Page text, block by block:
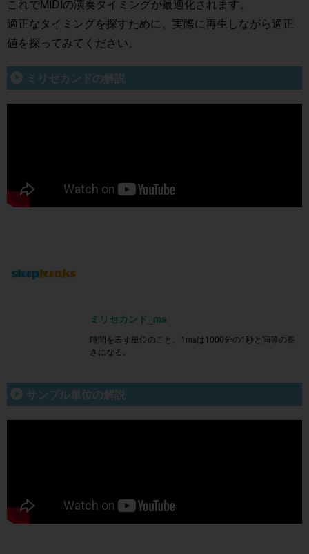
これでMIDIの演奏タイミングが最適化されます。
適正なタイミングを探すために、実際に再生しながら適正
値を探ってみてください。
ミリセカンドの解説
ミリセカンド_ms
時間を表す単位のこと。1msは1000分の1秒と同等の長
さになる。
サンプル単位の解説